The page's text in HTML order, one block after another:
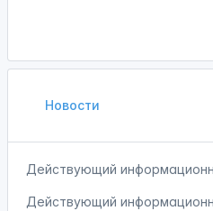
Новости
Действующий
Действующий